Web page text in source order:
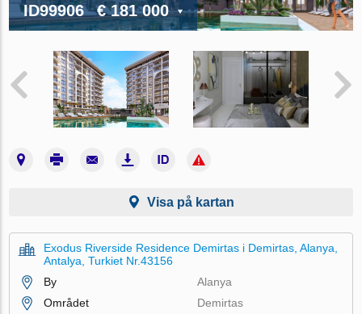
ID99906 € 181 000
Visa på kartan
Exodus Riverside Residence Demirtas i Demirtas, Alanya,
Antalya, Turkiet Nr.43156
By
Alanya
Området
Demirtas